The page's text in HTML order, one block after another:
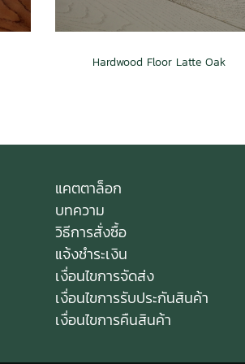
Hardwood Floor Latte Oak
แคตตาล็อก
บทความ
วิธีการสั่งซื้อ
แจ้งชำระเงิน
เงื่อนไขการจัดส่ง
เงื่อนไขการรับประกันสินค้า
เงื่อนไขการคืนสินค้า